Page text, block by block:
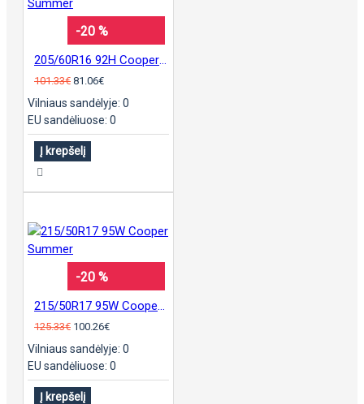
-20 %
101.33€ 81.06€
Vilniaus sandėlyje: 0
EU sandėliuose: 0
Į krepšelį
-20 %
125.33€ 100.26€
Vilniaus sandėlyje: 0
EU sandėliuose: 0
Į krepšelį